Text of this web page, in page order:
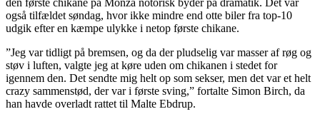
også tilfældet søndag, hvor ikke mindre end otte biler fra top-10
udgik efter en kæmpe ulykke i netop første chikane.
”Jeg var tidligt på bremsen, og da der pludselig var masser af røg og
støv i luften, valgte jeg at køre uden om chikanen i stedet for
igennem den. Det sendte mig helt op som sekser, men det var et helt
crazy sammenstød, der var i første sving,” fortalte Simon Birch, da
han havde overladt rattet til Malte Ebdrup.